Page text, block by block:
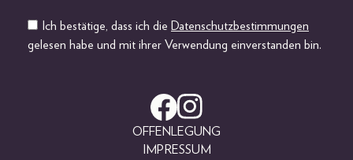
Ich bestätige, dass ich die Datenschutzbestimmungen
gelesen habe und mit ihrer Verwendung einverstanden bin.
OFFENLEGUNG
IMPRESSUM